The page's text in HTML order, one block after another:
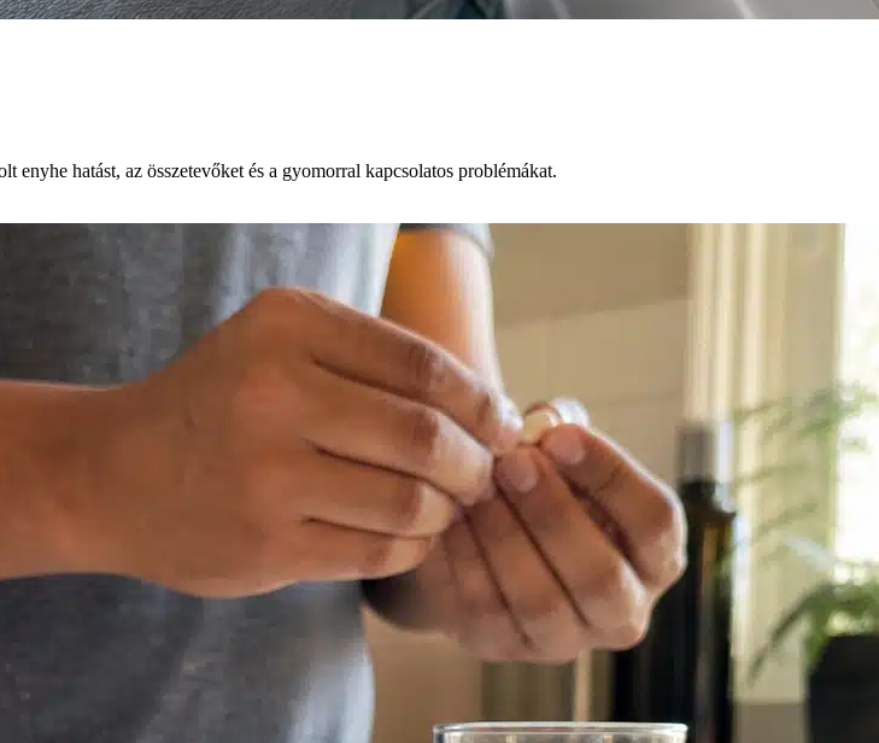
hatást, az összetevőket és a gyomorral kapcsolatos problémákat.